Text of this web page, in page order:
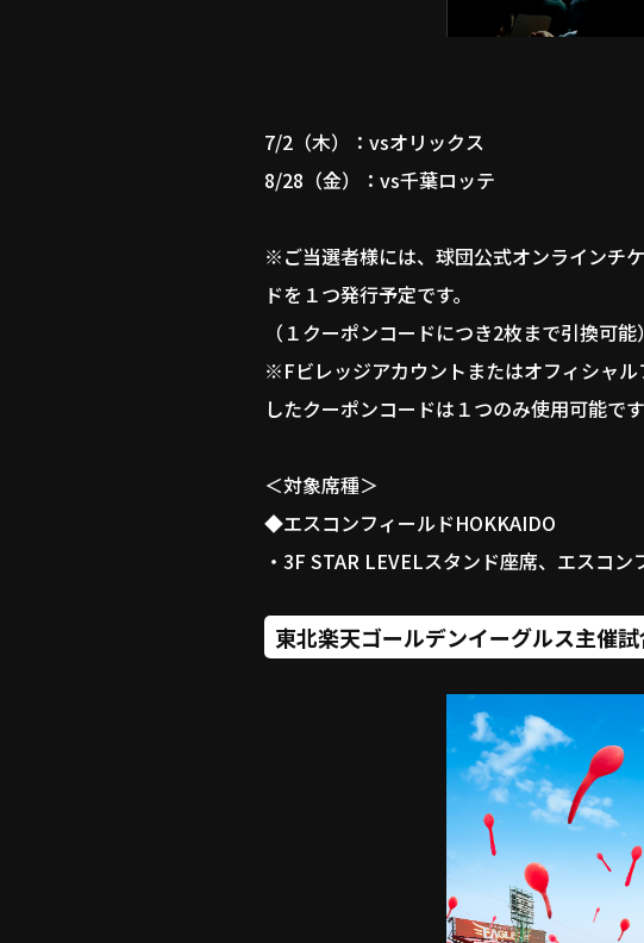
7/2（木）：vsオリックス
8/28（金）：vs千葉ロッテ
※ご当選者様には、球団公式オンラインチ
ドを１つ発行予定です。
（１クーポンコードにつき2枚まで引換可能）
※Fビレッジアカウントまたはオフィシャ
したクーポンコードは１つのみ使用可能です
＜対象席種＞
◆エスコンフィールドHOKKAIDO
・3F STAR LEVELスタンド座席、エスコ
東北楽天ゴールデンイーグルス主催試